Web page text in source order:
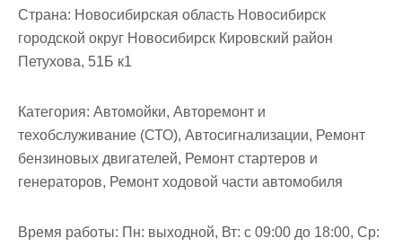
Страна: Новосибирская область Новосибирск
городской округ Новосибирск Кировский район
Петухова, 51Б к1
Категория: Автомойки, Авторемонт и
техобслуживание (СТО), Автосигнализации, Ремонт
бензиновых двигателей, Ремонт стартеров и
генераторов, Ремонт ходовой части автомобиля
Время работы: Пн: выходной, Вт: с 09:00 до 18:00, Ср: